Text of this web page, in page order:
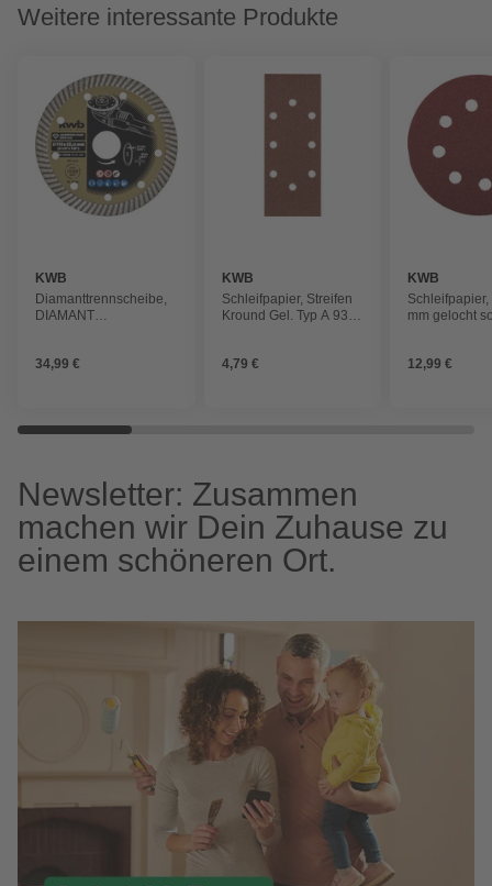
Weitere interessante Produkte
KWB
Diamanttrennscheibe,
DIAMANT
34,99 €
KWB
Schleifpapier, Streifen
Kround Gel. Typ A 93
4,79 €
KWB
Schleifpapier,
mm gelocht
12,99 €
Newsletter: Zusammen
machen wir Dein Zuhause zu
einem schöneren Ort.